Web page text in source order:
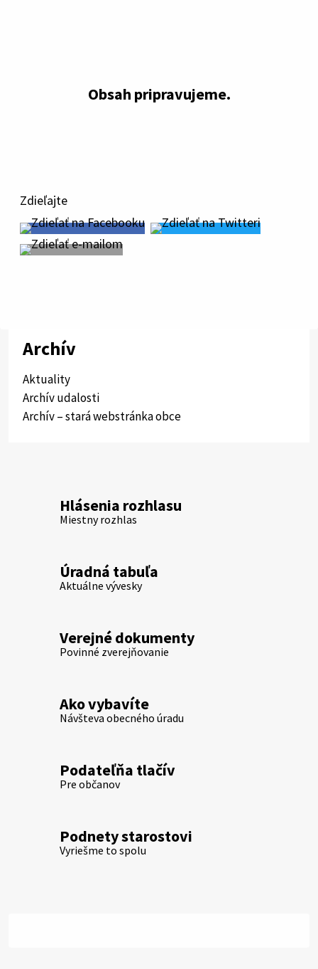
Obsah pripravujeme.
Zdieľajte
Archív
Aktuality
Archív udalosti
Archív – stará webstránka obce
Hlásenia rozhlasu
Miestny rozhlas
Úradná tabuľa
Aktuálne vývesky
Verejné dokumenty
Povinné zverejňovanie
Ako vybavíte
Návšteva obecného úradu
Podateľňa tlačív
Pre občanov
Podnety starostovi
Vyriešme to spolu